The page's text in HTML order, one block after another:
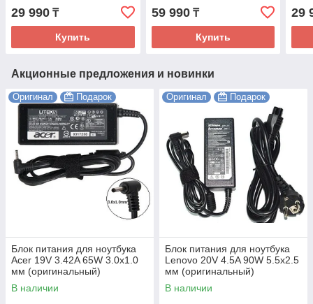
29 990 ₸
Купить
59 990₸
Купить
29
Акционные предложения и новинки
Оригинал Подарок
Блок питания для ноутбука
Acer 19V 3.42A 65W 3.0х1.0
мм (оригинальный)
В наличии
Оригинал Подарок
Блок питания для ноутбука
Lenovo 20V 4.5A 90W 5.5x2.5
мм (оригинальный)
В наличии